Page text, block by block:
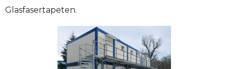
Glasfasertapeten.